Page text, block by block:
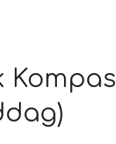
Kompas